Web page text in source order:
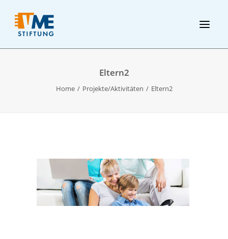
Eltern2
Home Projekte/Aktivitäten Eltern2